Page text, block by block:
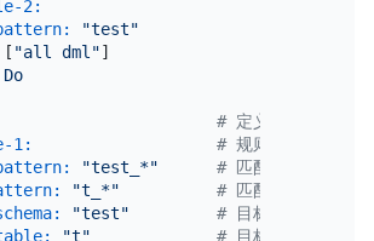
2:
"test"
[ "all dml"]
Do
# 定义数据源表迁
1:
# 规则名称
"test_*"
# 匹配数据源的库
"t_*"
# 匹配数据源的表
"test"
# 目标 TiDB 库名
"t"
# 目标 TiDB 表名